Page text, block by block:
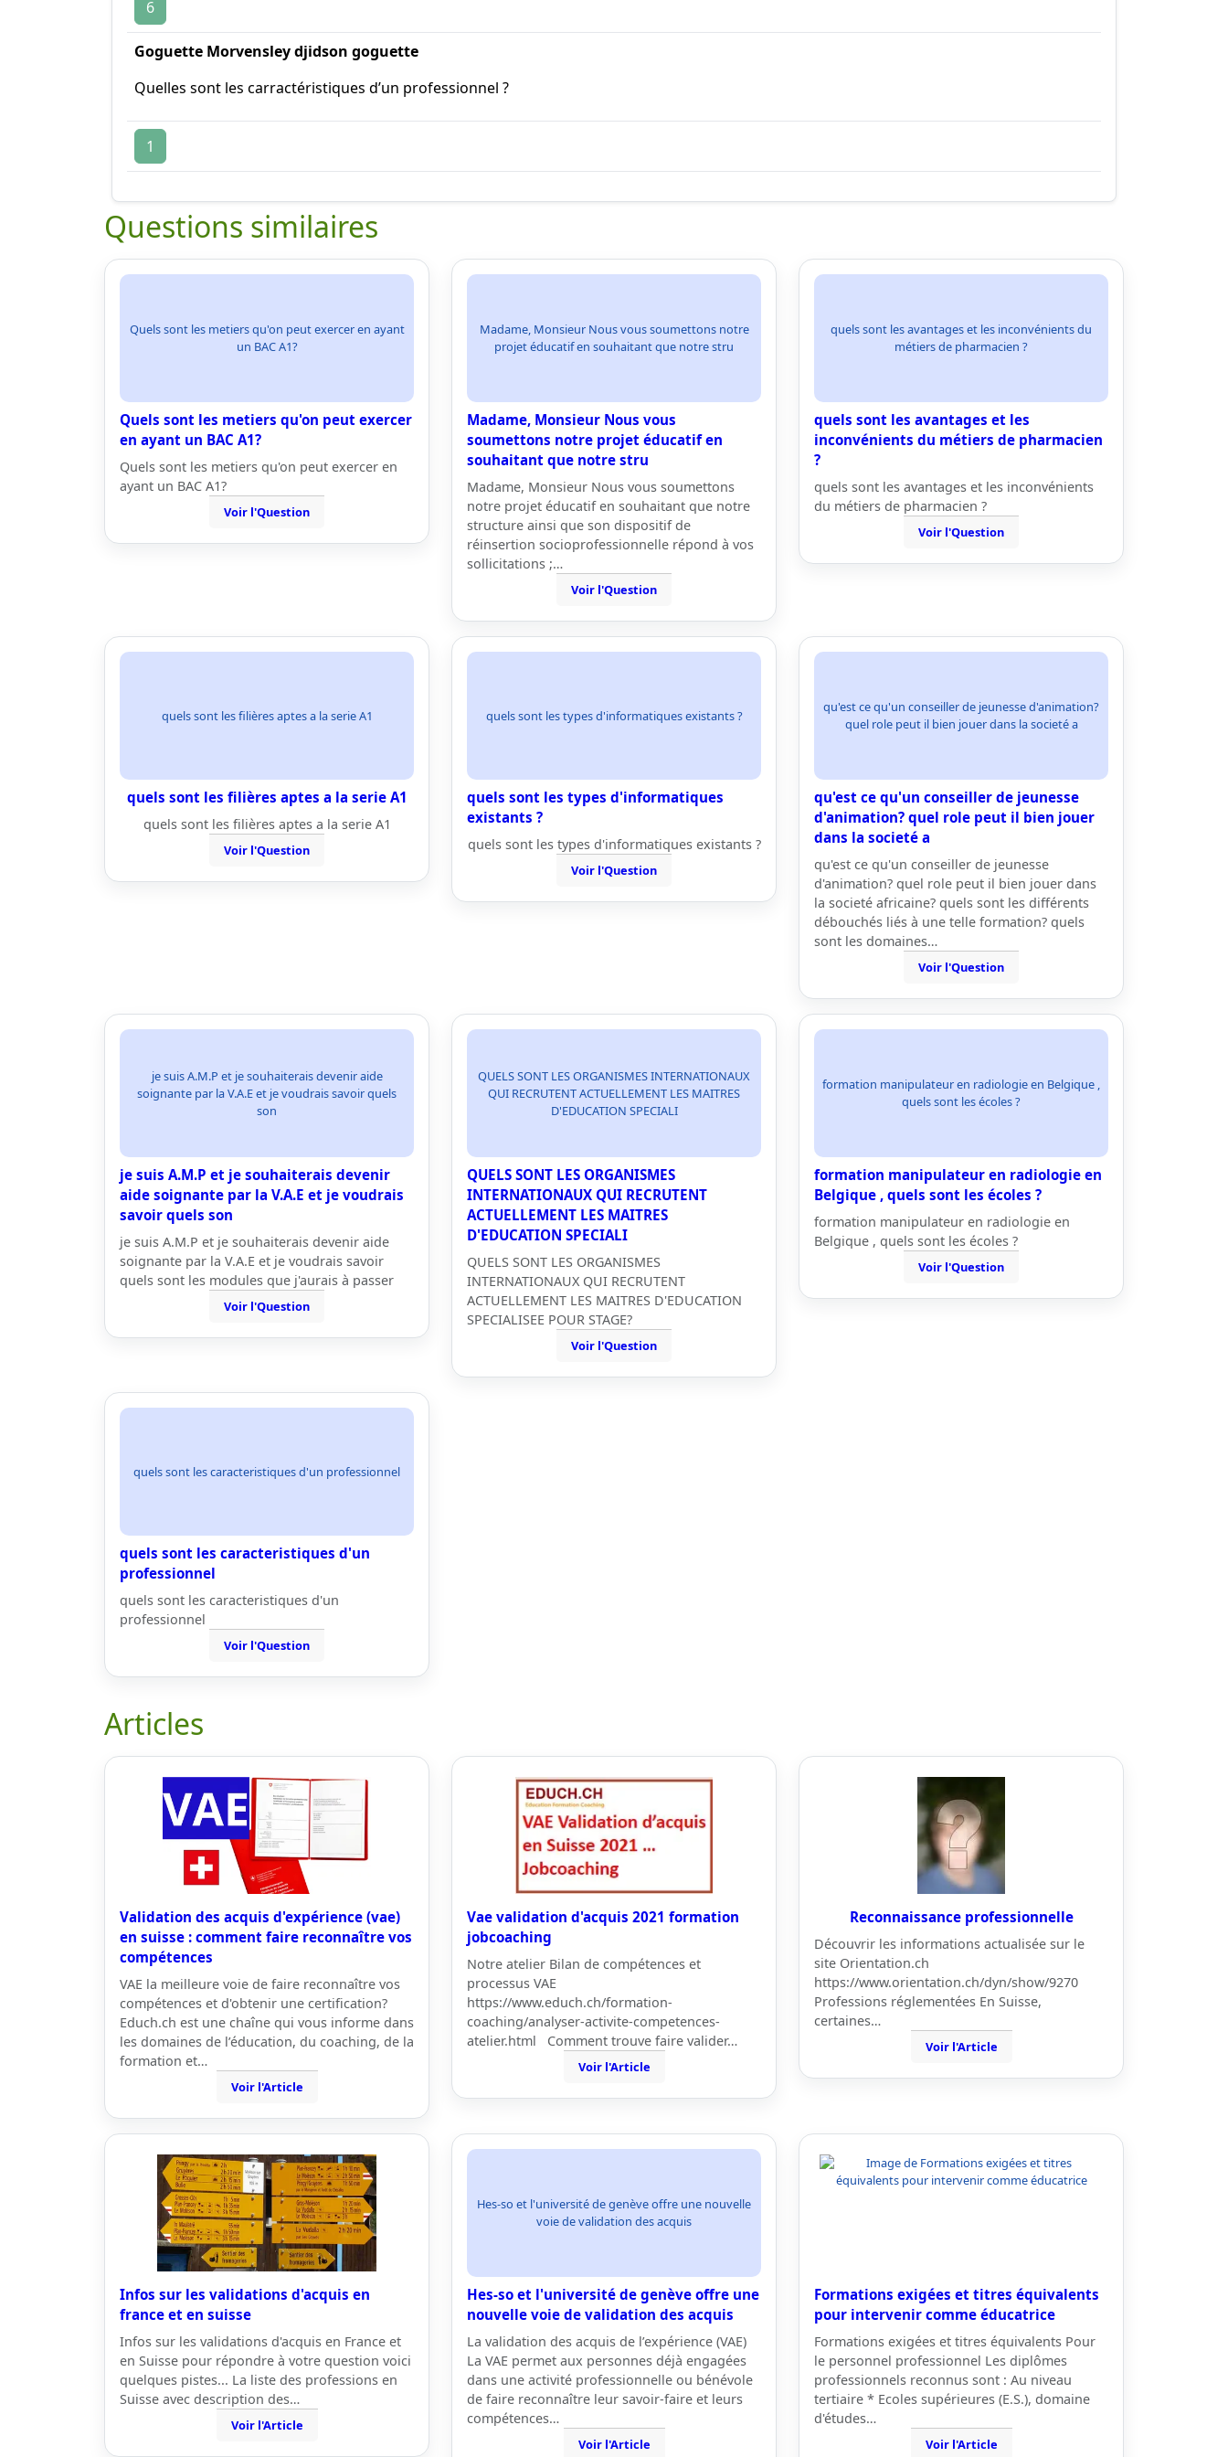
6
Goguette Morvensley djidson goguette
Quelles sont les carractéristiques d’un professionnel ?
1
Questions similaires
Quels sont les metiers qu'on peut exercer en ayant
un BAC A1?
Quels sont les metiers qu'on peut exercer
en ayant un BAC A1?
Quels sont les metiers qu'on peut exercer en
ayant un BAC A1?
Voir l'Question
Madame, Monsieur Nous vous soumettons notre
projet éducatif en souhaitant que notre stru
Madame, Monsieur Nous vous
soumettons notre projet éducatif en
souhaitant que notre stru
Madame, Monsieur Nous vous soumettons
notre projet éducatif en souhaitant que notre
structure ainsi que son dispositif de
réinsertion socioprofessionnelle répond à vos
sollicitations ;…
Voir l'Question
quels sont les avantages et les inconvénients du
métiers de pharmacien ?
quels sont les avantages et les
inconvénients du métiers de pharmacien
?
quels sont les avantages et les inconvénients
du métiers de pharmacien ?
Voir l'Question
quels sont les filières aptes a la serie A1
quels sont les filières aptes a la serie A1
quels sont les filières aptes a la serie A1
Voir l'Question
quels sont les types d'informatiques existants ?
quels sont les types d'informatiques
existants ?
quels sont les types d'informatiques existants ?
Voir l'Question
qu'est ce qu'un conseiller de jeunesse d'animation?
quel role peut il bien jouer dans la societé a
qu'est ce qu'un conseiller de jeunesse
d'animation? quel role peut il bien jouer
dans la societé a
qu'est ce qu'un conseiller de jeunesse
d'animation? quel role peut il bien jouer dans
la societé africaine? quels sont les différents
débouchés liés à une telle formation? quels
sont les domaines…
Voir l'Question
je suis A.M.P et je souhaiterais devenir aide
soignante par la V.A.E et je voudrais savoir quels
son
je suis A.M.P et je souhaiterais devenir
aide soignante par la V.A.E et je voudrais
savoir quels son
je suis A.M.P et je souhaiterais devenir aide
soignante par la V.A.E et je voudrais savoir
quels sont les modules que j'aurais à passer
Voir l'Question
QUELS SONT LES ORGANISMES INTERNATIONAUX
QUI RECRUTENT ACTUELLEMENT LES MAITRES
D'EDUCATION SPECIALI
QUELS SONT LES ORGANISMES
INTERNATIONAUX QUI RECRUTENT
ACTUELLEMENT LES MAITRES
D'EDUCATION SPECIALI
QUELS SONT LES ORGANISMES
INTERNATIONAUX QUI RECRUTENT
ACTUELLEMENT LES MAITRES D'EDUCATION
SPECIALISEE POUR STAGE?
Voir l'Question
formation manipulateur en radiologie en Belgique ,
quels sont les écoles ?
formation manipulateur en radiologie en
Belgique , quels sont les écoles ?
formation manipulateur en radiologie en
Belgique , quels sont les écoles ?
Voir l'Question
quels sont les caracteristiques d'un professionnel
quels sont les caracteristiques d'un
professionnel
quels sont les caracteristiques d'un
professionnel
Voir l'Question
Articles
Validation des acquis d'expérience (vae)
en suisse : comment faire reconnaître vos
compétences
VAE la meilleure voie de faire reconnaître vos
compétences et d'obtenir une certification?
Educh.ch est une chaîne qui vous informe dans
les domaines de l’éducation, du coaching, de la
formation et…
Voir l'Article
Vae validation d'acquis 2021 formation
jobcoaching
Notre atelier Bilan de compétences et
processus VAE
https://www.educh.ch/formation-
coaching/analyser-activite-competences-
atelier.html Comment trouve faire valider…
Voir l'Article
Reconnaissance professionnelle
Découvrir les informations actualisée sur le
site Orientation.ch
https://www.orientation.ch/dyn/show/9270
Professions réglementées En Suisse,
certaines…
Voir l'Article
Infos sur les validations d'acquis en
france et en suisse
Infos sur les validations d'acquis en France et
en Suisse pour répondre à votre question voici
quelques pistes... La liste des professions en
Suisse avec description des…
Voir l'Article
Hes-so et l'université de genève offre une nouvelle
voie de validation des acquis
Hes-so et l'université de genève offre une
nouvelle voie de validation des acquis
La validation des acquis de l’expérience (VAE)
La VAE permet aux personnes déjà engagées
dans une activité professionnelle ou bénévole
de faire reconnaître leur savoir-faire et leurs
compétences…
Voir l'Article
Formations exigées et titres équivalents
pour intervenir comme éducatrice
Formations exigées et titres équivalents Pour
le personnel professionnel Les diplômes
professionnels reconnus sont : Au niveau
tertiaire * Ecoles supérieures (E.S.), domaine
d'études…
Voir l'Article